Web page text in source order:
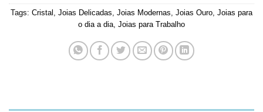
Tags: Cristal , Joias Delicadas, Joias Modernas, Joias Ouro, Joias para
o dia a dia, Joias para Trabalho